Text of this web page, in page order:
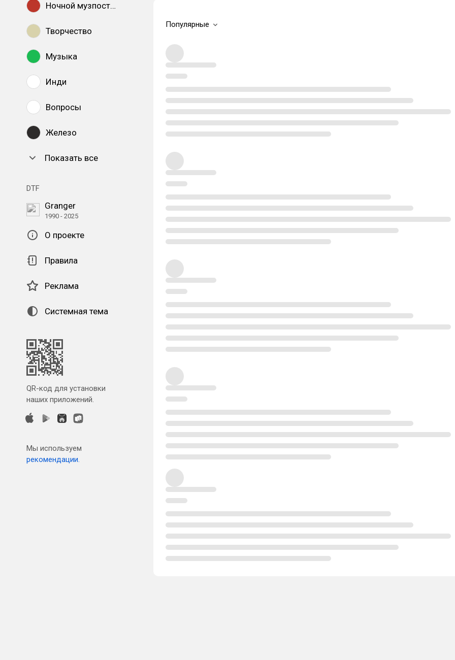
Ночной музпостинг
Творчество
Музыка
Инди
Вопросы
Железо
Показать все
DTF
Granger
1990 - 2025
О проекте
Правила
Реклама
Системная тема
QR-код для установки
наших приложений.
Мы используем
рекомендации.
Популярные